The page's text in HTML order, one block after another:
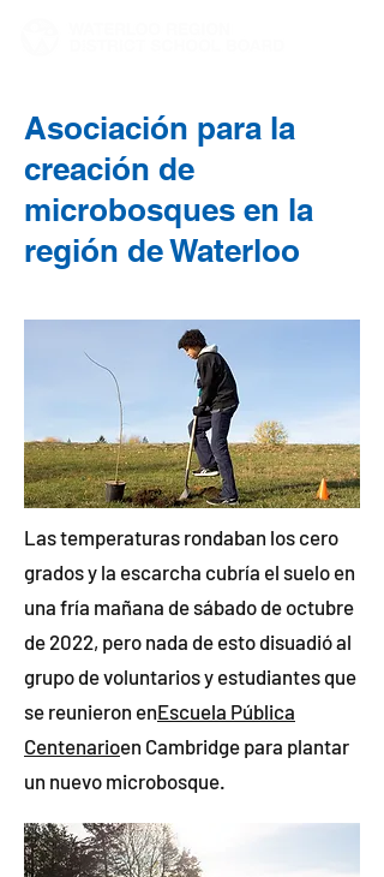
Asociación para la
creación de
microbosques en la
región de Waterloo
Las temperaturas rondaban los cero
grados y la escarcha cubría el suelo en
una fría mañana de sábado de octubre
de 2022, pero nada de esto disuadió al
grupo de voluntarios y estudiantes que
se reunieron enEscuela Pública
Centenarioen Cambridge para plantar
un nuevo microbosque.